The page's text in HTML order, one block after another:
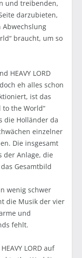
und treibenden,
darzubieten,
braucht, um so
HEAVY LORD
eh alles schon
ist das
to the World“
die Holländer da
einzelner
Die insgesamt
der Anlage, die
Gesamtbild
wenig schwer
die Musik der vier
und
fehlt.
LORD auf